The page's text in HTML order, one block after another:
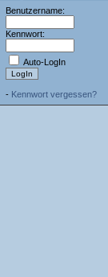
Benutzername:
Kennwort:
Auto-LogIn
- Kennwort vergessen?